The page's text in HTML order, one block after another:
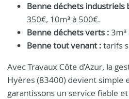
Benne déchets industriels
350€, 10m³ à 500€.
Benne déchets verts : 3m³
Benne tout venant : tarifs
Avec Travaux Côte d’Azur, la
Hyères (83400) devient simple
garantissons un service fiable